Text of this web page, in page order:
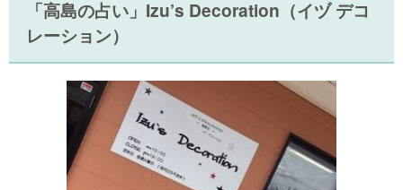
「高島の占い」Izu’s Decoration（イヅ デコ
レーション）